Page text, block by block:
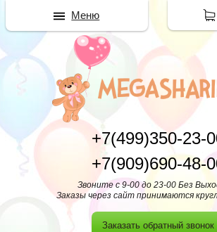
+7(499)350-23-
+7(909)690-48-
Звоните с 9-00 до 23-00 Без
Заказы через сайт принимаются
Заказать обратный звонок
Меню